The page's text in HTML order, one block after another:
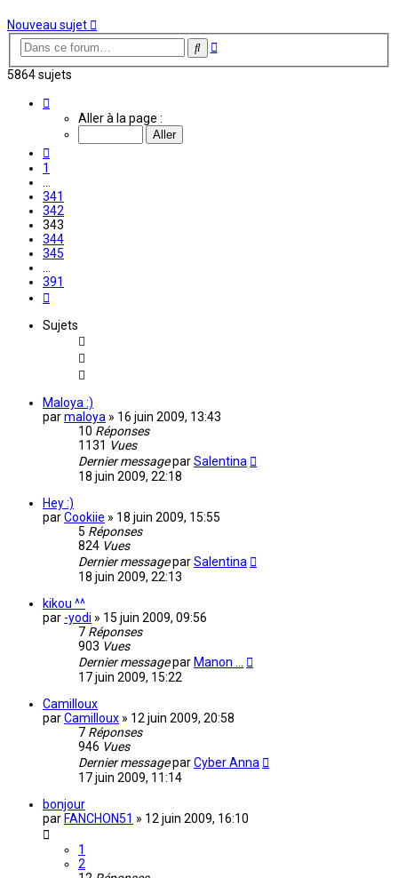
Nouveau sujet
Rechercher
Recherche
5864 sujets
343
Aller à la page :
1
341
342
343
344
345
391
Sujets
Maloya :)
parmaloya » 16 juin 2009, 13:43
10 Réponses
1131 Vues
Dernier messageparSalentina
18 juin 2009, 22:18
Hey :)
parCookiie » 18 juin 2009, 15:55
5 Réponses
824 Vues
Dernier messageparSalentina
18 juin 2009, 22:13
kikou ^^
par -yodi » 15 juin 2009, 09:56
7 Réponses
903 Vues
Dernier messagepar Manon ...
17 juin 2009, 15:22
Camilloux
parCamilloux » 12 juin 2009, 20:58
7 Réponses
946 Vues
Dernier messageparCyber Anna
17 juin 2009, 11:14
bonjour
par FANCHON51 » 12 juin 2009, 16:10
1
2